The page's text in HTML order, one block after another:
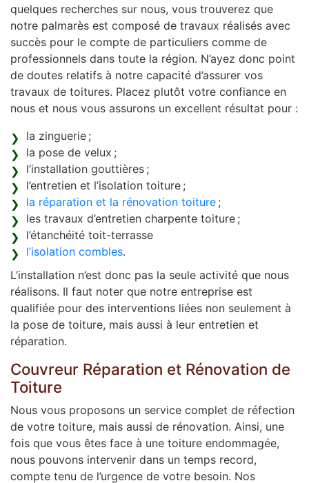
quelques recherches sur nous, vous trouverez que
notre palmarès est composé de travaux réalisés avec
succès pour le compte de particuliers comme de
professionnels dans toute la région. N’ayez donc point
de doutes relatifs à notre capacité d’assurer vos
travaux de toitures. Placez plutôt votre confiance en
nous et nous vous assurons un excellent résultat pour :
la zinguerie ;
la pose de velux ;
l’installation gouttières ;
l’entretien et l’isolation toiture ;
la réparation et la rénovation toiture ;
les travaux d’entretien charpente toiture ;
l’étanchéité toit-terrasse
l’isolation combles.
L’installation n’est donc pas la seule activité que nous
réalisons. Il faut noter que notre entreprise est
qualifiée pour des interventions liées non seulement à
la pose de toiture, mais aussi à leur entretien et
réparation.
Couvreur Réparation et Rénovation de
Toiture
Nous vous proposons un service complet de réfection
de votre toiture, mais aussi de rénovation. Ainsi, une
fois que vous êtes face à une toiture endommagée,
nous pouvons intervenir dans un temps record,
compte tenu de l’urgence de votre besoin. Nos